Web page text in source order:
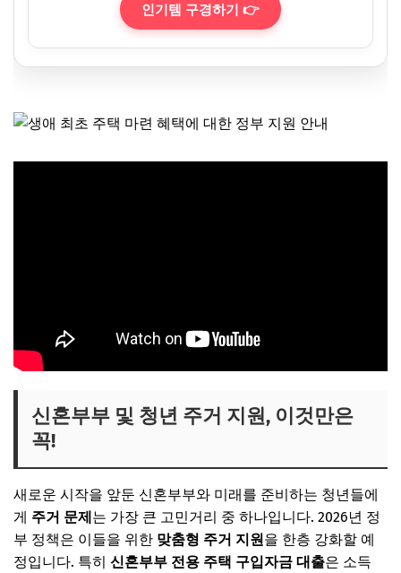
인기템 구경하기 👉
신혼부부 및 청년 주거 지원, 이것만은
꼭!
새로운 시작을 앞둔 신혼부부와 미래를 준비하는 청년들에
게 주거 문제는 가장 큰 고민거리 중 하나입니다. 2026년 정
부 정책은 이들을 위한 맞춤형 주거 지원을 한층 강화할 예
정입니다. 특히 신혼부부 전용 주택 구입자금 대출은 소득